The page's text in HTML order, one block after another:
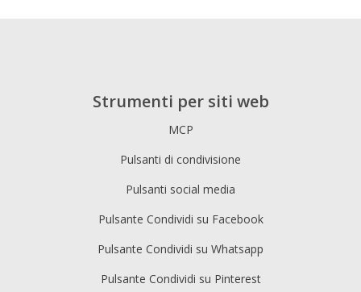
Strumenti per siti web
MCP
Pulsanti di condivisione
Pulsanti social media
Pulsante Condividi su Facebook
Pulsante Condividi su Whatsapp
Pulsante Condividi su Pinterest